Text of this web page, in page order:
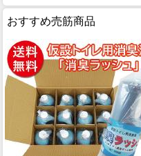
おすすめ売筋商品